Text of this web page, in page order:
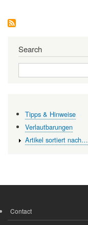
Search
Search
Tipps & Hinweise
Verlautbarungen
Artikel sortiert nach…
FOOTER
Contact